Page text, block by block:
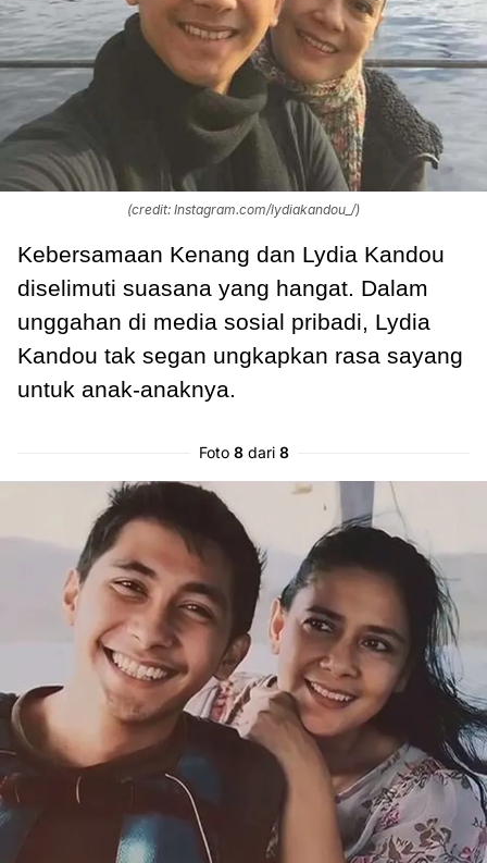
(credit: Instagram.com/lydiakandou_/)
Kebersamaan Kenang dan Lydia Kandou
diselimuti suasana yang hangat. Dalam
unggahan di media sosial pribadi, Lydia
Kandou tak segan ungkapkan rasa sayang
untuk anak-anaknya.
Foto 8dari 8